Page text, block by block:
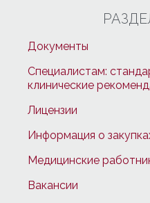
Документы
Специалистам:
клинические
Лицензии
Информация о
Медицинские
Вакансии